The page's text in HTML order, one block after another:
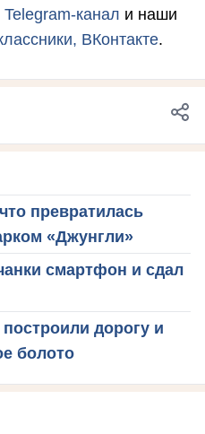
Telegram-канал и наши
ВКонтакте.
превратилась
«Джунгли»
смартфон и сдал
дорогу и
болото